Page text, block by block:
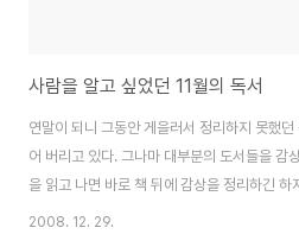
사람을 알고 싶었던 11월의 독서
연말이 되니 그동안 게을러서 정리하지 못했
어 버리고 있다. 그나마 대부분의 도서들을 감
을 읽고 나면 바로 책 뒤에 감상을 정리하긴 하
너무 원색적이라 블로그에 바로 올리진 못하고
2008. 12. 29.